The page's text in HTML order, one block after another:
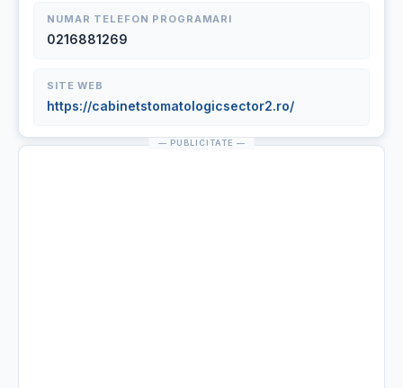
NUMAR TELEFON PROGRAMARI
0216881269
SITE WEB
https://cabinetstomatologicsector2.ro/